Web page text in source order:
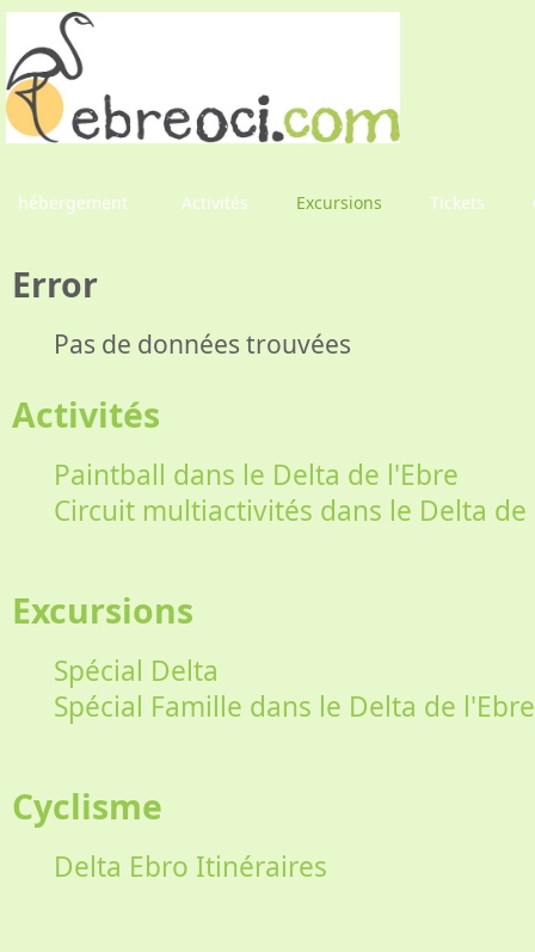
hébergement Activités Excursions Tickets
Error
Pas de données trouvées
Activités
Paintball dans le Delta de l'Ebre
Circuit multiactivités dans le Delta de
Excursions
Spécial Delta
Spécial Famille dans le Delta de l'Ebre
Cyclisme
Delta Ebro Itinéraires